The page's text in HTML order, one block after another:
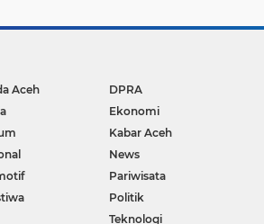
Aceh
DPRA
Ekonomi
Kabar Aceh
News
Pariwisata
Politik
Teknologi